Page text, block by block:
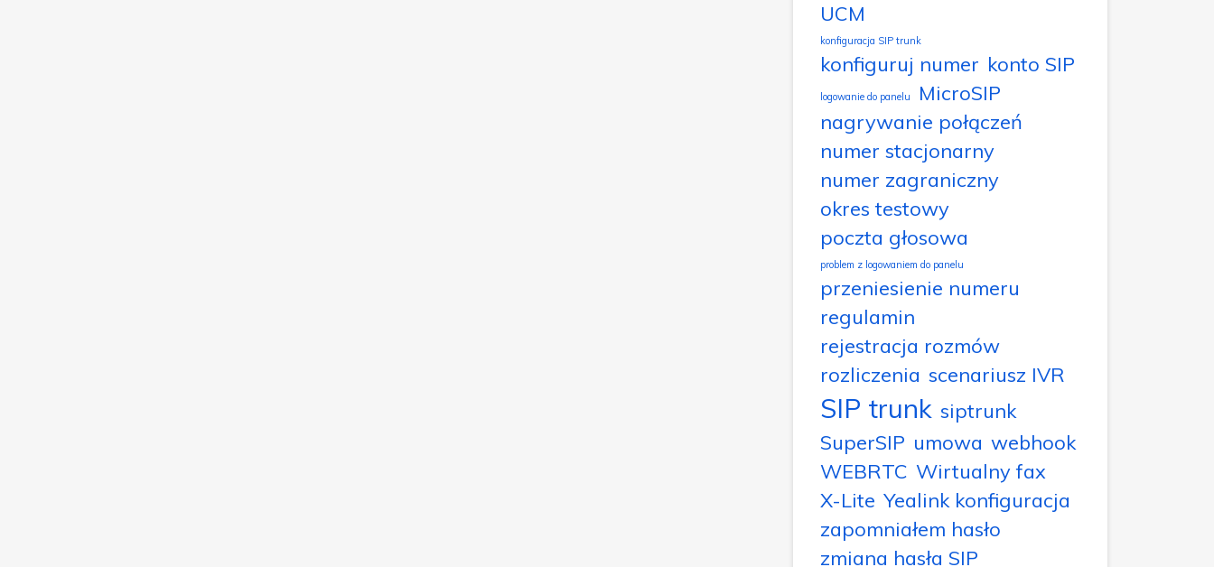
UCM
konfiguracja SIP trunk
konfiguruj numer konto SIP
logowanie do panelu
MicroSIP
nagrywanie połączeń
numer stacjonarny
numer zagraniczny
okres testowy
poczta głosowa
problem z logowaniem do panelu
przeniesienie numeru
regulamin
rejestracja rozmów
rozliczenia scenariusz IVR
SIP trunk siptrunk
SuperSIP umowa webhook
WEBRTC Wirtualny fax
X-Lite Yealink konfiguracja
zapomniałem hasło
zmiana hasła SIP